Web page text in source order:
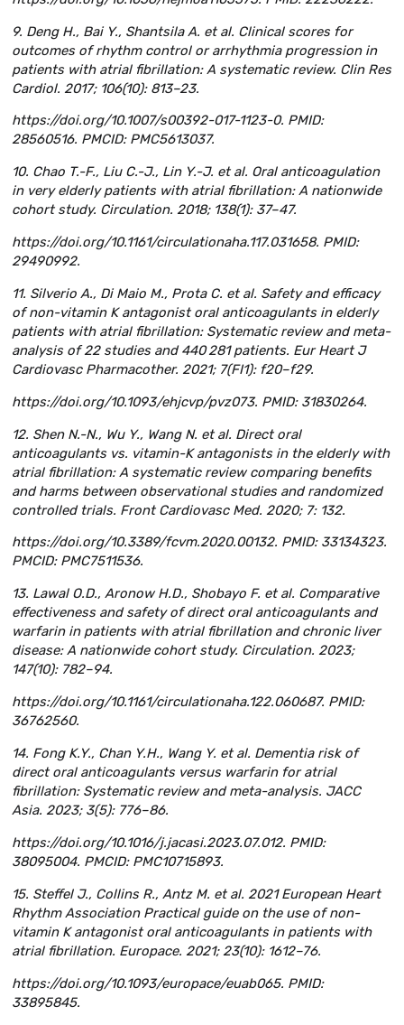
9. Deng H., Bai Y., Shantsila A. et al. Clinical scores for
outcomes of rhythm control or arrhythmia progression in
patients with atrial fibrillation: A systematic review. Clin Res
Cardiol. 2017; 106(10): 813–23.
https://doi.org/10.1007/s00392-017-1123-0. PMID:
28560516. PMCID: PMC5613037.
10. Chao T.-F., Liu C.-J., Lin Y.-J. et al. Oral anticoagulation
in very elderly patients with atrial fibrillation: A nationwide
cohort study. Circulation. 2018; 138(1): 37–47.
https://doi.org/10.1161/circulationaha.117.031658. PMID:
29490992.
11. Silverio A., Di Maio M., Prota C. et al. Safety and efficacy
of non-vitamin K antagonist oral anticoagulants in elderly
patients with atrial fibrillation: Systematic review and meta-
analysis of 22 studies and 440 281 patients. Eur Heart J
Cardiovasc Pharmacother. 2021; 7(FI1): f20–f29.
https://doi.org/10.1093/ehjcvp/pvz073. PMID: 31830264.
12. Shen N.-N., Wu Y., Wang N. et al. Direct oral
anticoagulants vs. vitamin-K antagonists in the elderly with
atrial fibrillation: A systematic review comparing benefits
and harms between observational studies and randomized
controlled trials. Front Cardiovasc Med. 2020; 7: 132.
https://doi.org/10.3389/fcvm.2020.00132. PMID: 33134323.
PMCID: PMC7511536.
13. Lawal O.D., Aronow H.D., Shobayo F. et al. Comparative
effectiveness and safety of direct oral anticoagulants and
warfarin in patients with atrial fibrillation and chronic liver
disease: A nationwide cohort study. Circulation. 2023;
147(10): 782–94.
https://doi.org/10.1161/circulationaha.122.060687. PMID:
36762560.
14. Fong K.Y., Chan Y.H., Wang Y. et al. Dementia risk of
direct oral anticoagulants versus warfarin for atrial
fibrillation: Systematic review and meta-analysis. JACC
Asia. 2023; 3(5): 776–86.
https://doi.org/10.1016/j.jacasi.2023.07.012. PMID:
38095004. PMCID: PMC10715893.
15. Steffel J., Collins R., Antz M. et al. 2021 European Heart
Rhythm Association Practical guide on the use of non-
vitamin K antagonist oral anticoagulants in patients with
atrial fibrillation. Europace. 2021; 23(10): 1612–76.
https://doi.org/10.1093/europace/euab065. PMID:
33895845.